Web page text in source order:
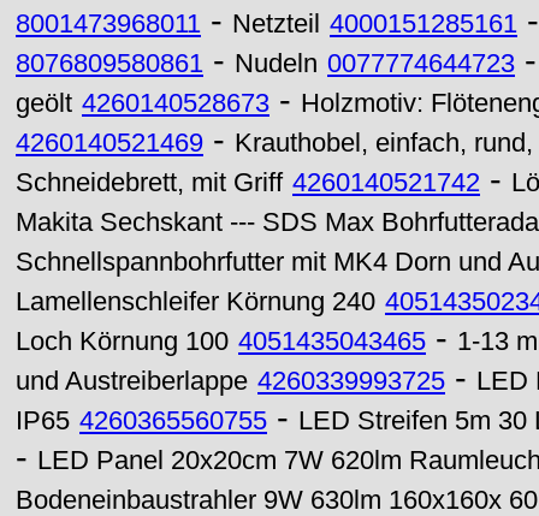
8001473968011 - Netzteil 4000151285161
8076809580861 - Nudeln 0077774644723
geölt 4260140528673 - Holzmotiv:
4260140521469 - Krauthobel, einfach,
Schneidebrett, mit Griff 4260140521742 -
Makita Sechskant --- SDS Max
Schnellspannbohrfutter mit MK4 Dorn und
Lamellenschleifer Körnung 240
Loch Körnung 100 4051435043465 - 1-13
und Austreiberlappe 4260339993725 - LED
IP65 4260365560755 - LED Streifen 5m 30
- LED Panel 20x20cm 7W 620lm
Bodeneinbaustrahler 9W 630lm 160x160x